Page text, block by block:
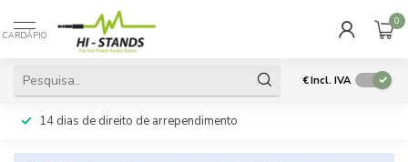
CARDÁPIO
0
€Incl. IVA
14 dias de direito de arrependimento